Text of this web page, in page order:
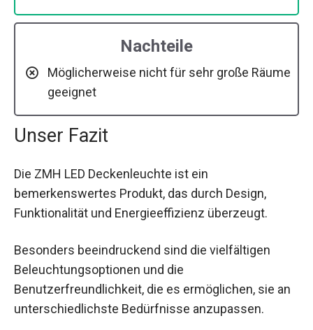
Nachteile
Möglicherweise nicht für sehr große Räume
geeignet
Unser Fazit
Die ZMH LED Deckenleuchte ist ein
bemerkenswertes Produkt, das durch Design,
Funktionalität und Energieeffizienz überzeugt.
Besonders beeindruckend sind die vielfältigen
Beleuchtungsoptionen und die
Benutzerfreundlichkeit, die es ermöglichen, sie an
unterschiedlichste Bedürfnisse anzupassen.